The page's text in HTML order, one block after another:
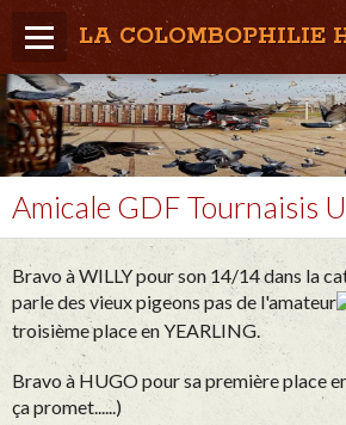
LA COLOMBOPHILIE
Home
Météo / Het weer
Lâcher / Los
Result. clubs, Provincial, (Inter)National
RFCB / KBDB
Amicale GDF Tournaisis
Bravo à WILLY pour son 14/14 dans la
parle des vieux pigeons pas de l'amateur
troisième place en YEARLING.
Bravo à HUGO pour sa première place
ça promet......)